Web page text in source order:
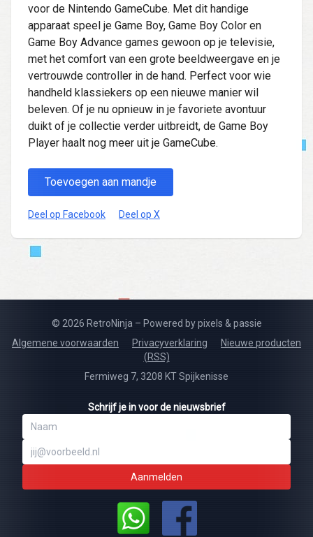
voor de Nintendo GameCube. Met dit handige
apparaat speel je Game Boy, Game Boy Color en
Game Boy Advance games gewoon op je televisie,
met het comfort van een grote beeldweergave en je
vertrouwde controller in de hand. Perfect voor wie
handheld klassiekers op een nieuwe manier wil
beleven. Of je nu opnieuw in je favoriete avontuur
duikt of je collectie verder uitbreidt, de Game Boy
Player haalt nog meer uit je GameCube.
Toevoegen aan mandje
Deel op Facebook Deel op X
© 2026 RetroNinja – Powered by pixels & passie
Algemene voorwaarden
Privacyverklaring
Nieuwe producten
(RSS)
Fermiweg 7, 3208 KT Spijkenisse
Schrijf je in voor de nieuwsbrief
Aanmelden